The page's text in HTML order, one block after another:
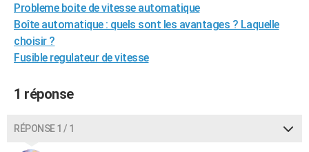
FORUM
Bricolage
Lifestyle
Culture
Sport
Auto
Television
Voyage
Cinema
Probleme boite de vitesse automatique
Boîte automatique : quels sont les avantages ? Laquelle
choisir ?
Fusible regulateur de vitesse
1 réponse
RÉPONSE 1 / 1